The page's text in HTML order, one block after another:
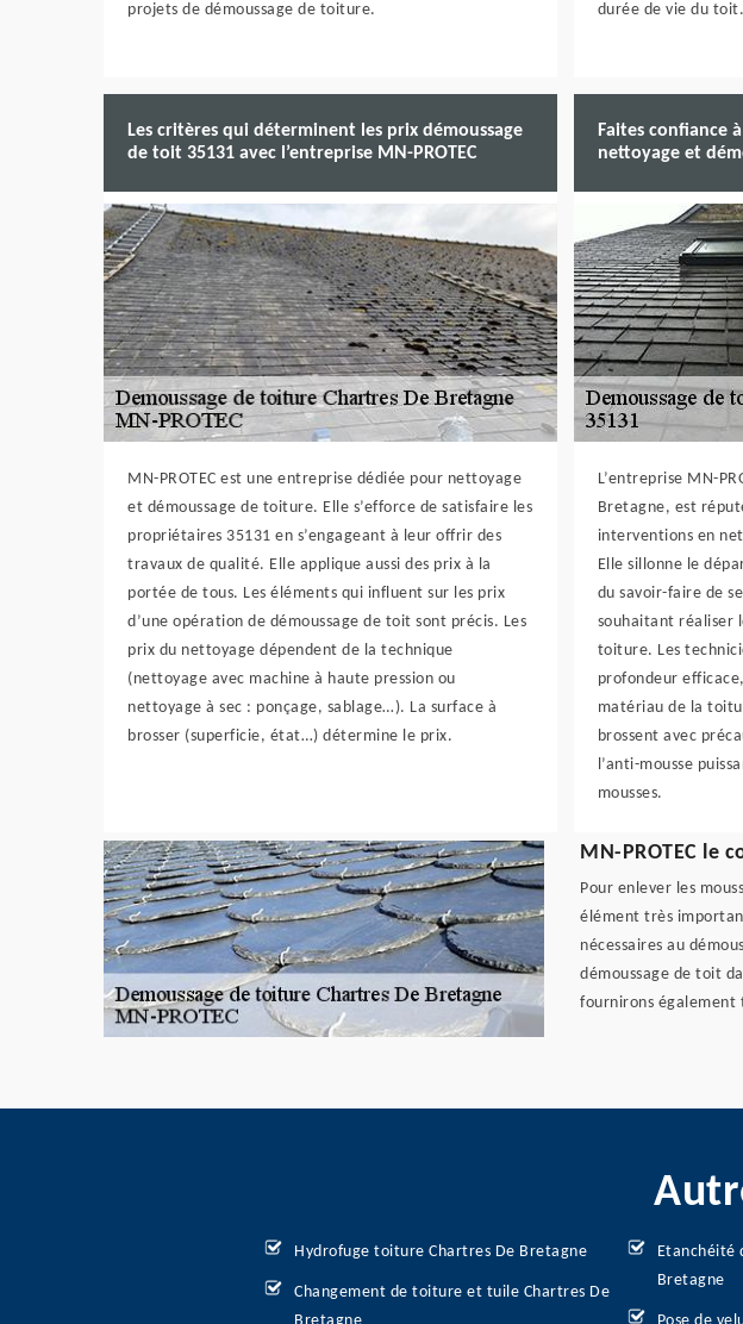
projets de démoussage de toiture.
durée de vie du toit.
Les critères qui déterminent les prix démoussage
de toit 35131 avec l’entreprise MN-PROTEC
MN-PROTEC est une entreprise dédiée pour nettoyage
et démoussage de toiture. Elle s’efforce de satisfaire les
propriétaires 35131 en s’engageant à leur offrir des
travaux de qualité. Elle applique aussi des prix à la
portée de tous. Les éléments qui influent sur les prix
d’une opération de démoussage de toit sont précis. Les
prix du nettoyage dépendent de la technique
(nettoyage avec machine à haute pression ou
nettoyage à sec : ponçage, sablage…). La surface à
brosser (superficie, état…) détermine le prix.
Faites confiance
nettoyage et
L’entreprise MN-
Bretagne, est
interventions en
Elle sillonne le
du savoir-faire de
souhaitant réaliser
toiture. Les
profondeur
matériau de la
brossent avec
l’anti-mousse
mousses.
MN-PROTEC le
Pour enlever les
élément très
nécessaires au
démoussage de toit
fournirons également
Hydrofuge toiture Chartres De Bretagne
Changement de toiture et tuile Chartres De
Etanchéité
Bretagne